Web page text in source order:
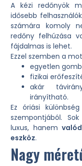
A kézi redőnyök
idősebb
számára komoly
redőny felhúzása
fájdalmas is lehet.
Ezzel szemben a
egyetlen
fizikai
akár
irányítható.
Ez óriási
szempontjából.
luxus, hanem
eszköz.
Nagy